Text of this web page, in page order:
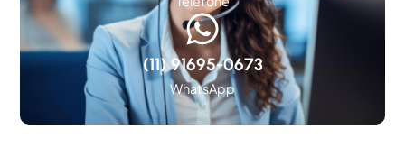
(11) 91695-0673
WhatsApp